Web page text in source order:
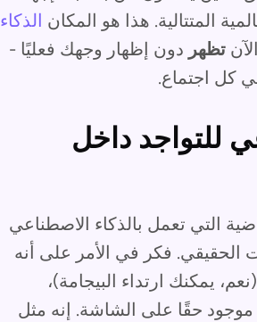
المتتالية. هذا هو المكان الذكاء
تظهر دون إظهار وجهك فعليًا -
كل اجتماع.
للتواجد داخل
التي تعمل بالذكاء الاصطناعي
الحقيقي. فكر في الأمر على أنه
يمكنك ارتداء البيجامة)،
حقًا على الشاشة. إنه مثل